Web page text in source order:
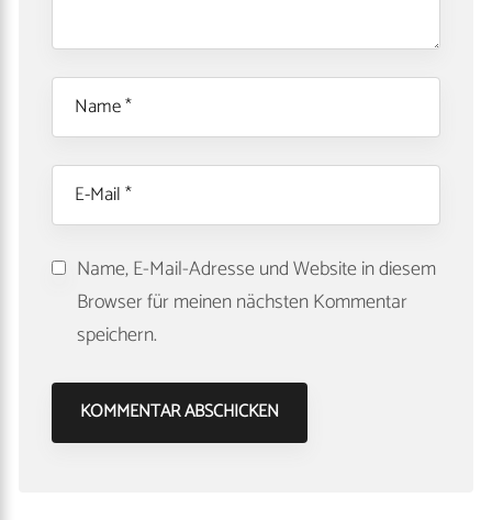
Name, E-Mail-Adresse und Website in diesem
Browser für meinen nächsten Kommentar
speichern.